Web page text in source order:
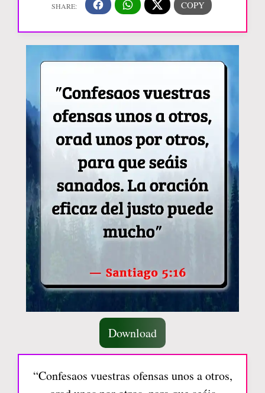
Download
“Confesaos vuestras ofensas unos a otros,